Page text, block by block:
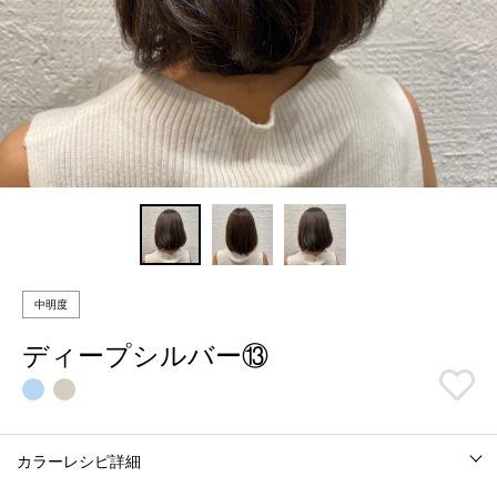
中明度
ディープシルバー⑬
カラーレシピ詳細